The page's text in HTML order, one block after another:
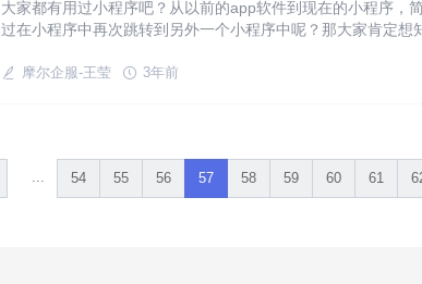
大家都有用过小程序吧？从以前的app软件到现在的小程序，
过在小程序中再次跳转到另外一个小程序中呢？那大家肯定想
摩尔企服-王莹 3年前
... 54 55 56 57 58 59 60 61